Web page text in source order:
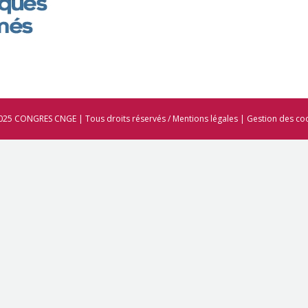
CONGRES CNGE | Tous droits réservés / Mentions légales| Gestion des